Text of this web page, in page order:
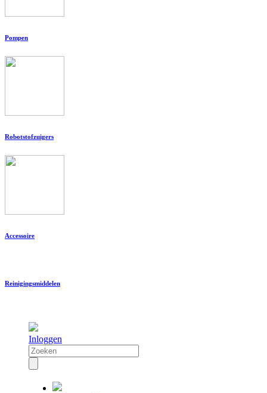
Pompen
Robotstofzuigers
Accessoire
Reinigingsmiddelen
Inloggen